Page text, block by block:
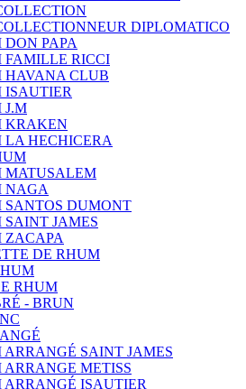
DIPLOMATICO
DON PAPA
FAMILLE RICCI
HAVANA CLUB
ISAUTIER
J.M
KRAKEN
LA HECHICERA
MATUSALEM
NAGA
SANTOS DUMONT
SAINT JAMES
ZACAPA
DE RHUM
RHUM
- BRUN
ARRANGÉ SAINT JAMES
ARRANGE METISS
ARRANGÉ ISAUTIER